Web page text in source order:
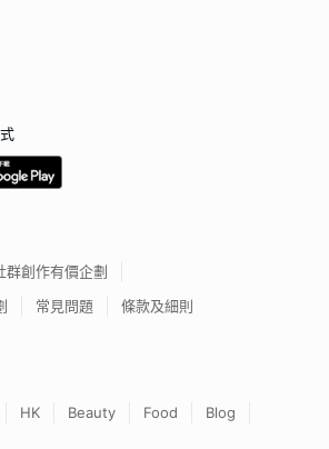
群創作有價企劃
常見問題 條款及細則
HK Beauty Food
Blog